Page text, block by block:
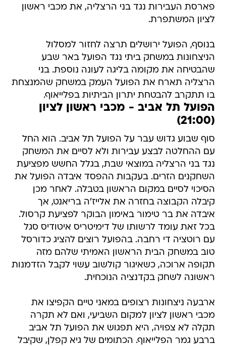
פארסת העבירות נגד בני הרצליה, את מכבי ראשון
לציון המשתפרת.
בנוסף, הפועל ירושלים תרצה לחזור למסלול
הניצחונות במשחק ביתי נגד הפועל באר שבע
שהבטיחה את מקומה בליגה לעונה נוספת. בני
הרצליה תארח את הפועל העמק במשחק שהמנצחת
בו תתקרב להבטחת יתרון הביתיות בפלייאוף.
הפועל תל אביב - מכבי ראשון לציון
(21:00)
סוף שבוע גדוש עבר על הפועל תל אביב. הוא החל
עם ההחלטה לבצע עבירות ולא לסיים את המשחק
נגד בני הרצליה במוצאי שבת, בגלל החשש מפציעת
השחקנים הזרים. בעקבות ההפסד איבדה הפועל את
הסיכוי לסיים במקום הראשון בטבלה. לאחר מכן
קיבלה הקבוצה בחזרה את אלייז'ה בריאנט, אך
איבדה את בר טימור באימון הבוקר לפציעת קרסול.
בכל זאת עומד לרשותו של דימיטריס איטודיס סגל
עם רוטציה די רחבה. בהפועל רוצים להציג כדורסל
טוב במשחק הבית הראשון האמיתי שלהם מזה
תקופה ארוכה, כשאיגור קולשוב עשוי לקבל הזדמנות
ראשונה לשחק בקדנציה הנוכחית.
ארבעה ניצחונות רצופים במאני טיים הקפיצו את
מכבי ראשון לציון למקום השביעי, ואם לא תקרה
תקלה לא צפויה, היא תפגוש את הפועל תל אביב
ברבע גמר הפלייאוף. הכתומים של גיא קפלן, שקיבל